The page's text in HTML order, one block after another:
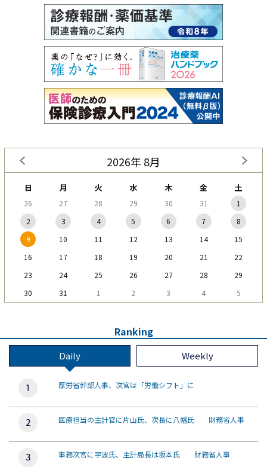
2026年 8月
日 月 火 水 木 金 土
26 27 28 29 30 31
1
2
3 4 5 6 7
8
9
10 11 12 13 14
15
16
17 18 19 20 21
22
23
24 25 26 27 28
29
30
31 1 2 3 4 5
Ranking
Daily Weekly
厚労省幹部人事、次官は「労働シフト」に
医療担当の主計官に片山氏、次長に八幡氏 財務省人事
事務次官に宇波氏、主計局長は坂本氏 財務省人事